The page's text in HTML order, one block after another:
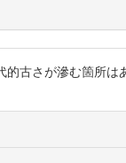
古さが滲む箇所は